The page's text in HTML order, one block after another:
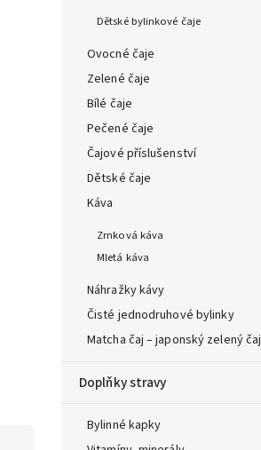
Dětské bylinkové čaje
Ovocné čaje
Zelené čaje
Bílé čaje
Pečené čaje
Čajové příslušenství
Dětské čaje
Káva
Zrnková káva
Mletá káva
Náhražky kávy
Čisté jednodruhové bylinky
Matcha čaj – japonský zelený čaj
Doplňky stravy
Bylinné kapky